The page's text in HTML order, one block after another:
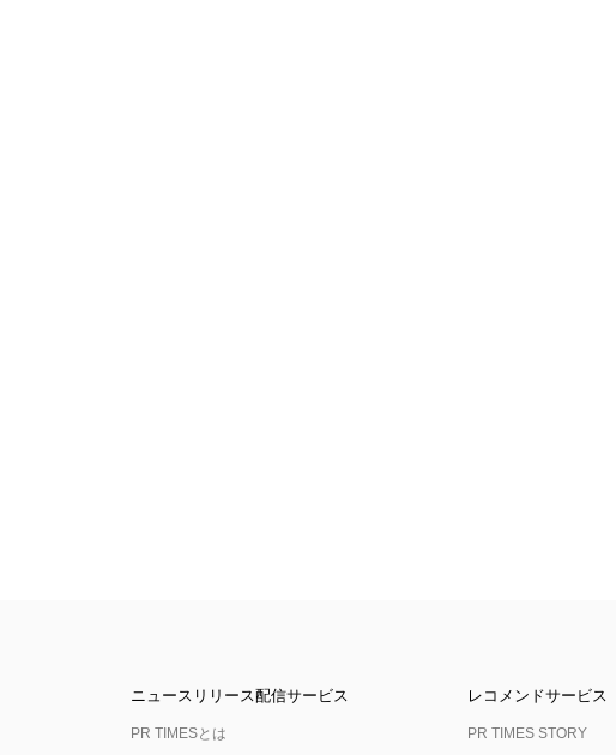
ニュースリリース配信サービス
PR TIMESとは
レコメンドサービス
PR TIMES STORY